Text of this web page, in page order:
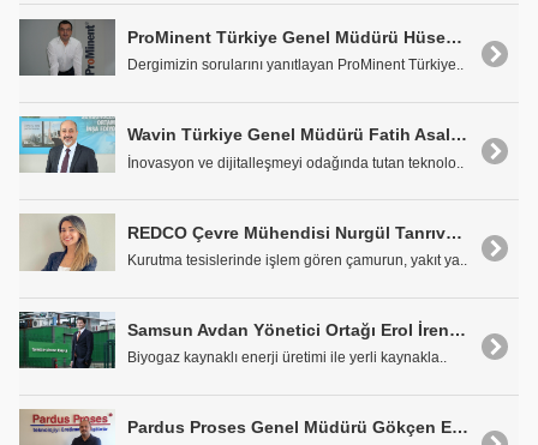
ProMinent Türkiye Genel Müdürü Hüseyin Kahraman:"ProMinent'in Yeniliklerini Kullanıcıların Hizmetine Sunacağız"
Dergimizin sorularını yanıtlayan ProMinent Türkiye..
Wavin Türkiye Genel Müdürü Fatih Asal: "'Yağmur Suyu Toplanması En Kolay Su Kaynağıdır"
İnovasyon ve dijitalleşmeyi odağında tutan teknolo..
REDCO Çevre Mühendisi Nurgül Tanrıverdi: "Arıtma Çamurları Önemli Bir Hammadde"
Kurutma tesislerinde işlem gören çamurun, yakıt ya..
Samsun Avdan Yönetici Ortağı Erol İren: "Biyogaz ile Bağımsız Bir Enerji Ekonomisi Yaratılabilir"
Biyogaz kaynaklı enerji üretimi ile yerli kaynakla..
Pardus Proses Genel Müdürü Gökçen Efe Coşkuner: "Arıtma Tesislerine Maksimum Verimlilik Prensibi ile Yaklaşıyoruz"